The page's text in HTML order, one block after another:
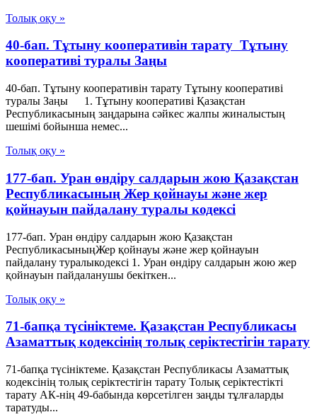
Толық оқу »
40-бап. Тұтыну кооперативiн тарату Тұтыну
кооперативі туралы Заңы
40-бап. Тұтыну кооперативiн тарату Тұтыну кооперативі
туралы Заңы 1. Тұтыну кооперативі Қазақстан
Республикасының заңдарына сәйкес жалпы жиналыстың
шешімі бойынша немес...
Толық оқу »
177-бап. Уран өндіру салдарын жою Қазақстан
Республикасының Жер қойнауы және жер
қойнауын пайдалану туралы кодексі
177-бап. Уран өндіру салдарын жою Қазақстан
РеспубликасыныңЖер қойнауы және жер қойнауын
пайдалану туралыкодексі 1. Уран өндіру салдарын жою жер
қойнауын пайдаланушы бекіткен...
Толық оқу »
71-бапқа түсініктеме. Қазақстан Республикасы
Азаматтық кодексінің толық серіктестігін тарату
71-бапқа түсініктеме. Қазақстан Республикасы Азаматтық
кодексінің толық серіктестігін тарату Толық серіктестікті
тарату АК-нің 49-бабында көрсетілген заңды тұлғаларды
таратуды...